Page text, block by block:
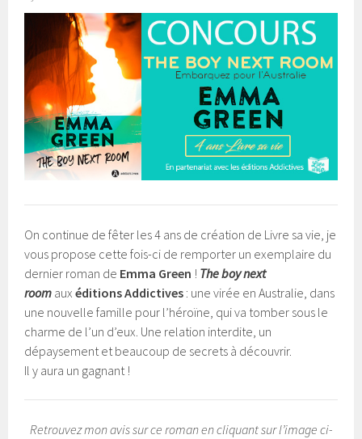
On continue de fêter les 4 ans de création de Livre sa vie, je
vous propose cette fois-ci de remporter un exemplaire du
dernier roman de Emma Green ! The boy next
room auxéditions Addictives : une virée en Australie, dans
une nouvelle famille pour l’héroïne, qui va tomber sous le
charme de l’un d’eux. Une relation interdite, un
dépaysement et beaucoup de secrets à découvrir.
Il y aura un gagnant !
Retrouvez mon avis sur ce roman en cliquant sur l’image ci-